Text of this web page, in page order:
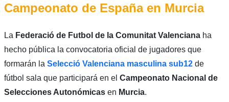
Campeonato de España en Murcia
La Federació de Futbol de la Comunitat Valencianaha
hecho pública la convocatoria oficial de jugadores que
formarán la Selecció Valenciana masculina sub12 de
fútbol sala que participará en el Campeonato Nacional de
Selecciones Autonómicasen Murcia.